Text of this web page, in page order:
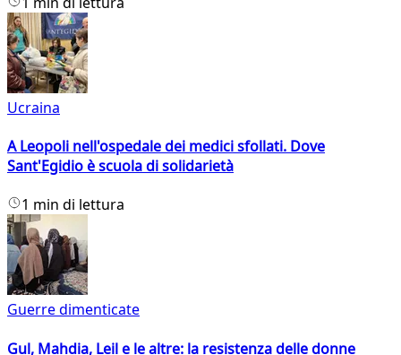
Ucraina
A Leopoli nell'ospedale dei medici sfollati. Dove
Sant'Egidio è scuola di solidarietà
1 min di lettura
Guerre dimenticate
Gul, Mahdia, Leil e le altre: la resistenza delle donne